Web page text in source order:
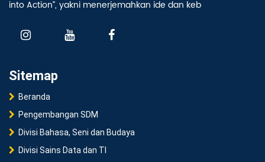
into Action”, yakni menerjemahkan ide dan keb
Sitemap
Beranda
Pengembangan SDM
Divisi Bahasa, Seni dan Budaya
Divisi Sains Data dan TI